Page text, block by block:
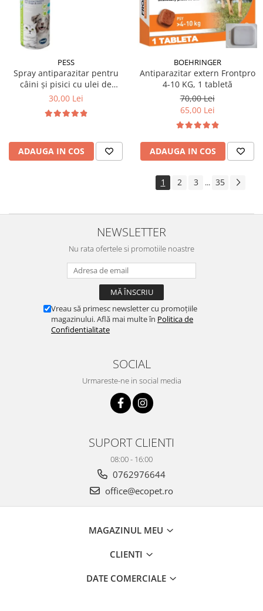
PESS
Spray antiparazitar pentru
câini și pisici cu ulei de
geranium Pess 250 ml
30,00 Lei
ADAUGA IN COS
BOEHRINGER
Antiparazitar extern Frontpro
4-10 KG, 1 tabletă
70,00 Lei
65,00 Lei
ADAUGA IN COS
1 2 3 ... 35
NEWSLETTER
Nu rata ofertele si promotiile noastre
Vreau să primesc newsletter cu promoțiile
magazinului. Află mai multe în Politica de
Confidentialitate
SOCIAL
Urmareste-ne in social media
SUPORT CLIENTI
08:00 - 16:00
0762976644
office@ecopet.ro
MAGAZINUL MEU
CLIENTI
DATE COMERCIALE